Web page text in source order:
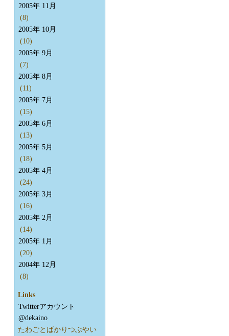
2005年 11月
(8)
2005年 10月
(10)
2005年 9月
(7)
2005年 8月
(11)
2005年 7月
(15)
2005年 6月
(13)
2005年 5月
(18)
2005年 4月
(24)
2005年 3月
(16)
2005年 2月
(14)
2005年 1月
(20)
2004年 12月
(8)
Links
Twitterアカウント
@dekaino
たわごとばかりつぶやい